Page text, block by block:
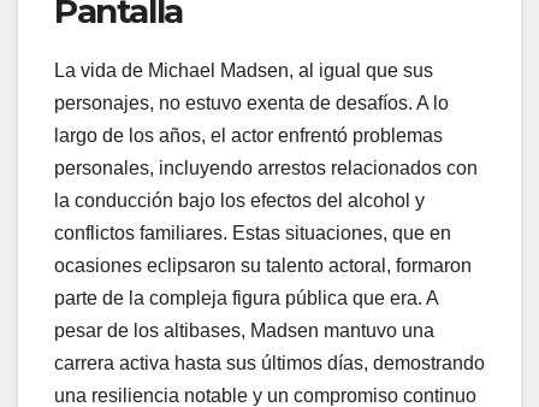
Pantalla
La vida de Michael Madsen, al igual que sus
personajes, no estuvo exenta de desafíos. A lo
largo de los años, el actor enfrentó problemas
personales, incluyendo arrestos relacionados con
la conducción bajo los efectos del alcohol y
conflictos familiares. Estas situaciones, que en
ocasiones eclipsaron su talento actoral, formaron
parte de la compleja figura pública que era. A
pesar de los altibases, Madsen mantuvo una
carrera activa hasta sus últimos días, demostrando
una resiliencia notable y un compromiso continuo